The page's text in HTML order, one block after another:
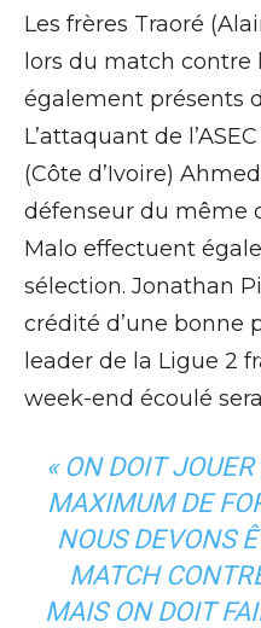
Les frères Traoré
lors du match contre
également présents
L’attaquant de
(Côte d’Ivoire)
défenseur du même
Malo effectuent
sélection. Jonathan
crédité d’une bonne
leader de la Ligue 2
week-end écoulé
« ON DOIT
MAXIMUM DE
NOUS DEVONS
MATCH
MAIS ON DOIT